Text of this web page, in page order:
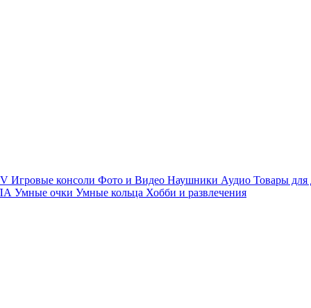
Игровые консоли Фото и Видео Наушники Аудио Товары для
Умные очки Умные кольца Хобби и развлечения